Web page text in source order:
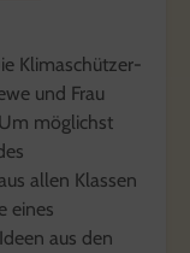
Klimaschützer-
und Frau
möglichst
allen Klassen
eines
aus den